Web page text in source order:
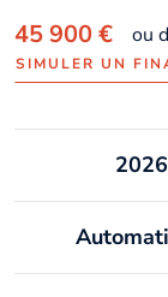
45 900 € ou
SIMULER UN
2026